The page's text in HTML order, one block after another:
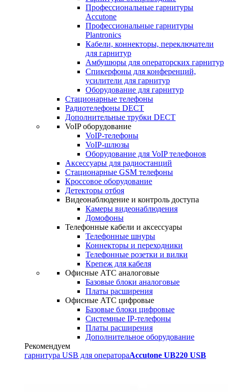
Профессиональные гарнитуры
Accutone
Профессиональные гарнитуры
Plantronics
Кабели, коннекторы, переключатели
для гарнитур
Амбушюры для операторских гарнитур
Cпикерфоны для конференций,
усилители для гарнитур
Оборудование для гарнитур
Стационарные телефоны
Радиотелефоны DECT
Дополнительные трубки DECT
VoIP оборудование
VoIP-телефоны
VoIP-шлюзы
Оборудование для VoIP телефонов
Аксессуары для радиостанций
Стационарные GSM телефоны
Кроссовое оборудование
Детекторы отбоя
Видеонаблюдение и контроль доступа
Камеры видеонаблюдения
Домофоны
Телефонные кабели и аксессуары
Телефонные шнуры
Коннекторы и переходники
Телефонные розетки и вилки
Крепеж для кабеля
Офисные АТС аналоговые
Базовые блоки аналоговые
Платы расширения
Офисные АТС цифровые
Базовые блоки цифровые
Системные IP-телефоны
Платы расширения
Дополнительное оборудование
Рекомендуем
гарнитура USB для оператораAccutone UB220 USB